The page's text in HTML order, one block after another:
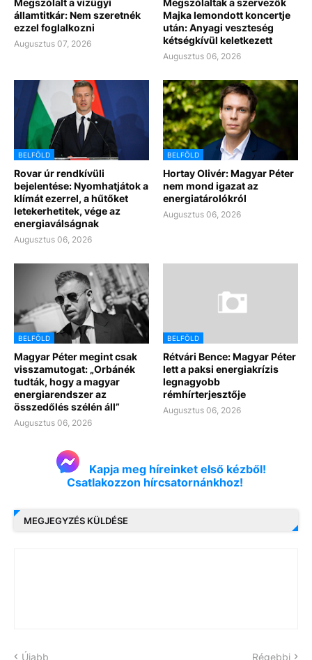
államtitkár: Nem szeretnék
ezzel foglalkozni
Augusztus 07, 2026
Majka lemondott koncertje
után: Anyagi veszteség
kétségkívül keletkezett
Augusztus 06, 2026
BELFÖLD
Rovar úr rendkívüli
bejelentése: Nyomhatjátok a
klímát ezerrel, a hűtőket
letekerhetitek, vége az
energiaválságnak
Augusztus 06, 2026
BELFÖLD
Hortay Olivér: Magyar Péter
nem mond igazat az
energiatárolókról
Augusztus 06, 2026
BELFÖLD
Magyar Péter megint csak
visszamutogat: „Orbánék
tudták, hogy a magyar
energiarendszer az
összedőlés szélén áll”
Augusztus 06, 2026
BELFÖLD
Rétvári Bence: Magyar Péter
lett a paksi energiakrízis
legnagyobb
rémhírterjesztője
Augusztus 06, 2026
Kapja meg híreinket első kézből!
Csatlakozzon hírcsatornánkhoz!
MEGJEGYZÉS KÜLDÉSE
Újabb Régebbi